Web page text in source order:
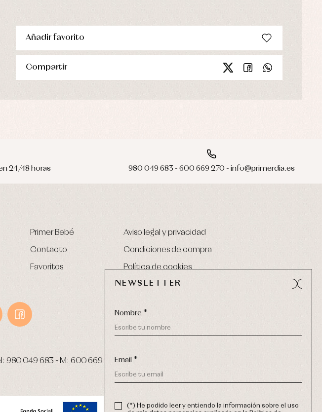
Añadir favorito
Compartir
24/48 horas 980 049 683 - 600 669 270 - info@primerdia.es
Primer Bebé
Contacto
Favoritos
Aviso legal y privacidad
Condiciones de compra
Política de cookies
980 049 683 - M: 600 669 270-email:
NEWSLETTER
Nombre *
Email *
(*) He podido leer y entiendo la información sobre el uso